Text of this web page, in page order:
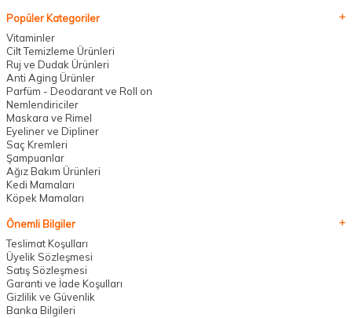
Popüler Kategoriler
Vitaminler
Cilt Temizleme Ürünleri
Ruj ve Dudak Ürünleri
Anti Aging Ürünler
Parfüm - Deodarant ve Roll on
Nemlendiriciler
Maskara ve Rimel
Eyeliner ve Dipliner
Saç Kremleri
Şampuanlar
Ağız Bakım Ürünleri
Kedi Mamaları
Köpek Mamaları
Önemli Bilgiler
Teslimat Koşulları
Üyelik Sözleşmesi
Satış Sözleşmesi
Garanti ve İade Koşulları
Gizlilik ve Güvenlik
Banka Bilgileri